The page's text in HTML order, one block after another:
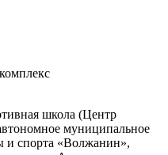
школа (Центр
муниципальное
и спорта «Волжанин»,